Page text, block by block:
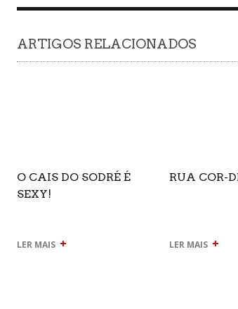
ARTIGOS RELACIONADOS
O CAIS DO SODRÉ É
SEXY!
LER MAIS +
RUA COR-
LER MAIS +